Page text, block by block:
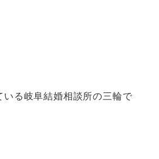
る岐阜結婚相談所の三輪で